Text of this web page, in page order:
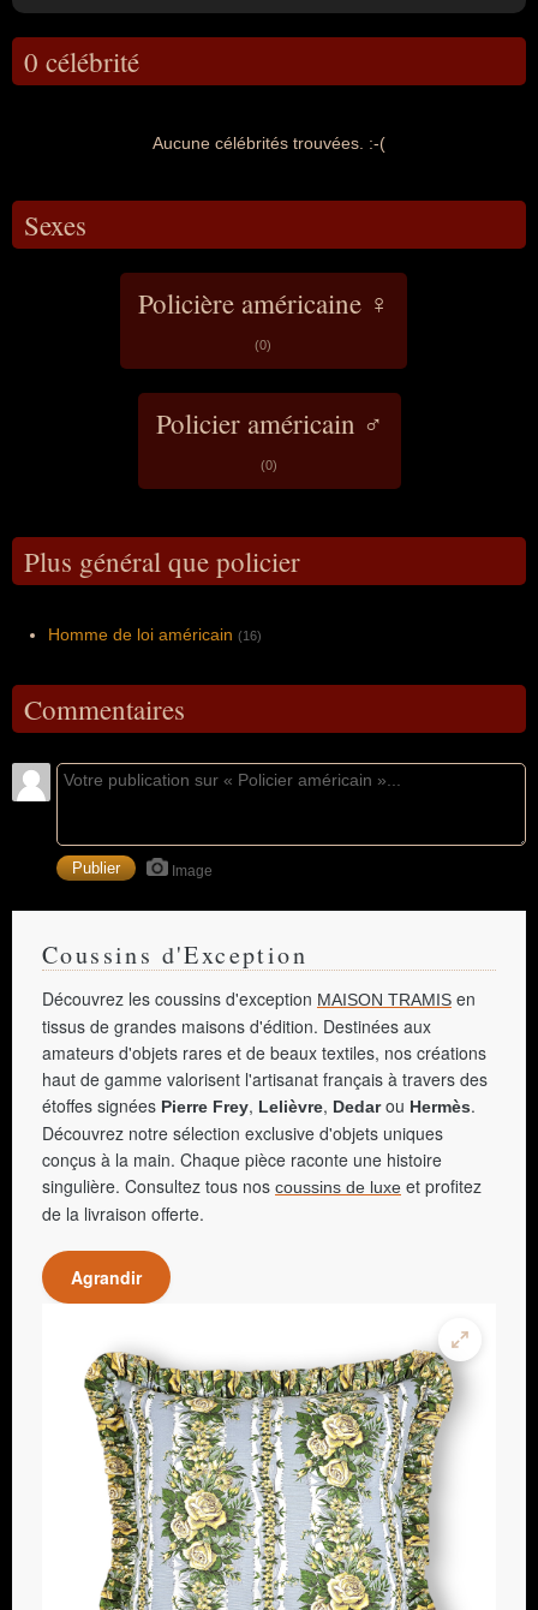
0 célébrité
Aucune célébrités trouvées. :-(
Sexes
Policière américaine ♀
(0)
Policier américain ♂
(0)
Plus général que policier
Homme de loi américain (16)
Commentaires
Image
Coussins d'Exception
Découvrez les coussins d'exception MAISON TRAMIS en
tissus de grandes maisons d'édition. Destinées aux
amateurs d'objets rares et de beaux textiles, nos créations
haut de gamme valorisent l'artisanat français à travers des
étoffes signées Pierre Frey, Lelièvre, Dedarou Hermès.
Découvrez notre sélection exclusive d'objets uniques
conçus à la main. Chaque pièce raconte une histoire
singulière. Consultez tous nos coussins de luxe et profitez
de la livraison offerte.
Agrandir